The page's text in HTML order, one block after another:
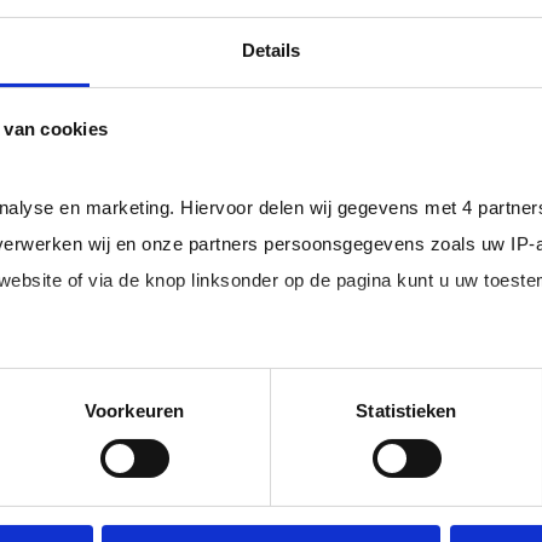
Details
cookies
en marketing. Hiervoor delen wij gegevens met 4
wij en onze partners persoonsgegevens zoals uw
of via de knop linksonder op de pagina kunt u uw
Voorkeuren Statistieken
dan het landelijke gemiddelde van ruim 20%
, zodat
in loondienst uit uw regio.
freelance
juiste kandidaten
No match? No pay!
als een
Ik
of
Je
krijgt